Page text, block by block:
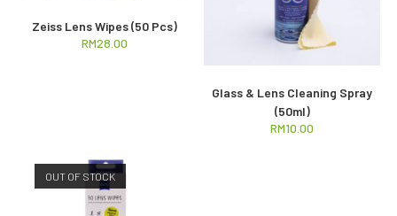
Zeiss Lens Wipes (50 Pcs)
RM28.00
Glass & Lens Cleaning Spray
(50ml)
RM10.00
OUT OF STOCK